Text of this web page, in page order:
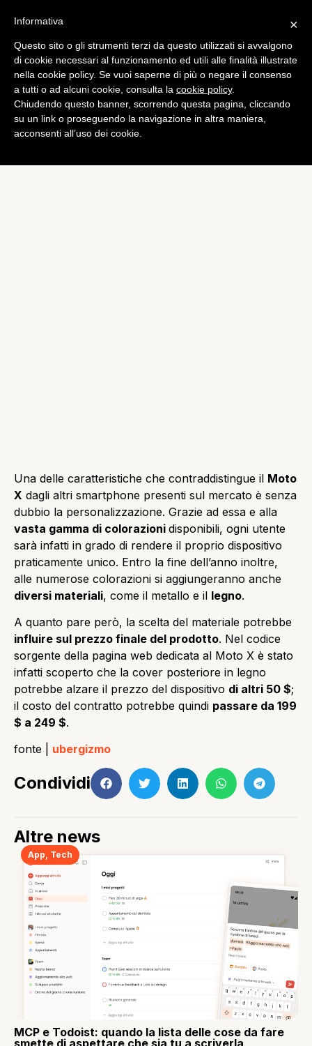
Mobile
Moto X: la scelta del
materiale potrebbe influire
sul prezzo
diGiacomo Richichi
Una delle caratteristiche che contraddistingue il Moto
X dagli altri smartphone presenti sul mercato è senza
dubbio la personalizzazione. Grazie ad essa e alla
vasta gamma di colorazioni disponibili, ogni utente
sarà infatti in grado di rendere il proprio dispositivo
praticamente unico. Entro la fine dell’anno inoltre,
alle numerose colorazioni si aggiungeranno anche
diversi materiali, come il metallo e il legno.
A quanto pare però, la scelta del materiale potrebbe
influire sul prezzo finale del prodotto. Nel codice
sorgente della pagina web dedicata al Moto X è stato
infatti scoperto che la cover posteriore in legno
potrebbe alzare il prezzo del dispositivo di altri 50 $;
il costo del contratto potrebbe quindi passare da 199
$ a 249 $.
fonte | ubergizmo
Condividi
Altre news
App Tech
MCP e Todoist: quando la lista delle cose da fare
smette di aspettare che sia tu a scriverla
×
Informativa
Questo sito o gli strumenti terzi da questo utilizzati si avvalgono
di cookie necessari al funzionamento ed utili alle finalità illustrate
nella cookie policy. Se vuoi saperne di più o negare il consenso
a tutti o ad alcuni cookie, consulta la cookie policy.
Chiudendo questo banner, scorrendo questa pagina, cliccando
su un link o proseguendo la navigazione in altra maniera,
acconsenti all’uso dei cookie.